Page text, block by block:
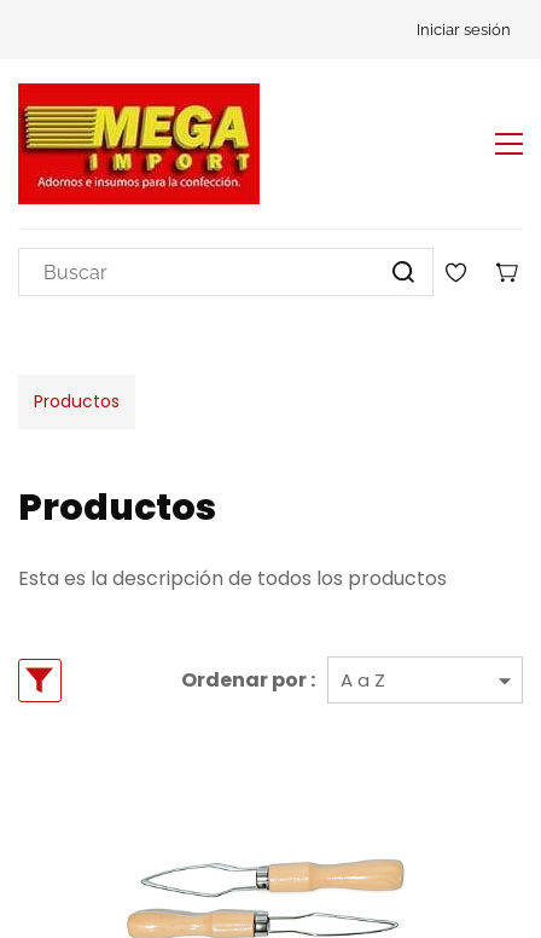
Iniciar sesión
Productos
Productos
Esta es la descripción de todos los productos
Ordenar por :